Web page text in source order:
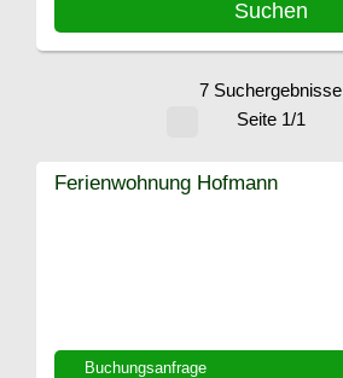
7 Suchergebnisse
Seite 1/1
Buchungsanfrage
Ferienwohnung Hofmann